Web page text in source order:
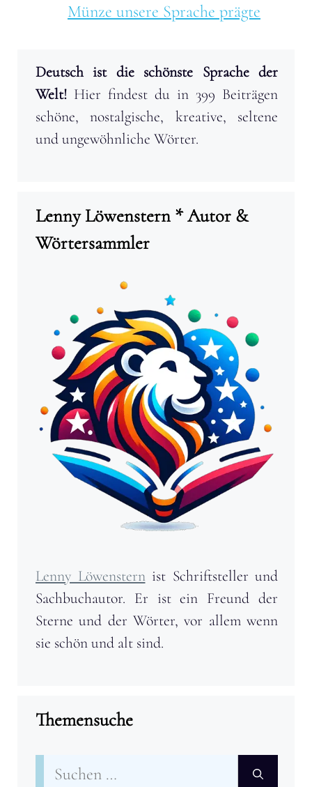
Münze unsere Sprache prägte
Deutsch ist die schönste Sprache der
Welt! Hier findest du in 399 Beiträgen
schöne, nostalgische, kreative, seltene
und ungewöhnliche Wörter.
Lenny Löwenstern * Autor &
Wörtersammler
Lenny Löwensternist Schriftsteller und
Sachbuchautor. Er ist ein Freund der
Sterne und der Wörter, vor allem wenn
sie schön und alt sind.
Themensuche
Suchen